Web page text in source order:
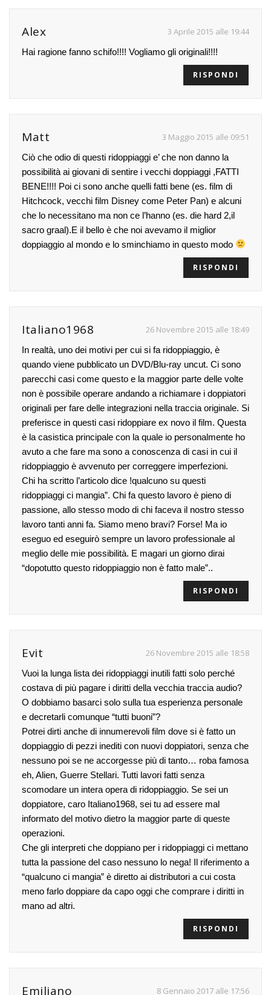
Alex 3 Aprile 2015 alle 19:44
Hai ragione fanno schifo!!!! Vogliamo gli originali!!!!
RISPONDI
Matt 3 Maggio 2015 alle 09:51
Ciò che odio di questi ridoppiaggi e’ che non danno la
possibilità ai giovani di sentire i vecchi doppiaggi ,FATTI
BENE!!!! Poi ci sono anche quelli fatti bene (es. film di
Hitchcock, vecchi film Disney come Peter Pan) e alcuni
che lo necessitano ma non ce l’hanno (es. die hard 2,il
sacro graal).E il bello è che noi avevamo il miglior
doppiaggio al mondo e lo sminchiamo in questo modo
RISPONDI
Italiano1968 26 Novembre 2015 alle 18:49
In realtà, uno dei motivi per cui si fa ridoppiaggio, è
quando viene pubblicato un DVD/Blu-ray uncut. Ci sono
parecchi casi come questo e la maggior parte delle volte
non è possibile operare andando a richiamare i doppiatori
originali per fare delle integrazioni nella traccia originale. Si
preferisce in questi casi ridoppiare ex novo il film. Questa
è la casistica principale con la quale io personalmente ho
avuto a che fare ma sono a conoscenza di casi in cui il
ridoppiaggio è avvenuto per correggere imperfezioni.
Chi ha scritto l’articolo dice !qualcuno su questi
ridoppiaggi ci mangia”. Chi fa questo lavoro è pieno di
passione, allo stesso modo di chi faceva il nostro stesso
lavoro tanti anni fa. Siamo meno bravi? Forse! Ma io
eseguo ed eseguirò sempre un lavoro professionale al
meglio delle mie possibilità. E magari un giorno dirai
“dopotutto questo ridoppiaggio non è fatto male”..
RISPONDI
Evit 26 Novembre 2015 alle 18:58
Vuoi la lunga lista dei ridoppiaggi inutili fatti solo perché
costava di più pagare i diritti della vecchia traccia audio?
O dobbiamo basarci solo sulla tua esperienza personale
e decretarli comunque “tutti buoni”?
Potrei dirti anche di innumerevoli film dove si è fatto un
doppiaggio di pezzi inediti con nuovi doppiatori, senza che
nessuno poi se ne accorgesse più di tanto… roba famosa
eh, Alien, Guerre Stellari. Tutti lavori fatti senza
scomodare un intera opera di ridoppiaggio. Se sei un
doppiatore, caro Italiano1968, sei tu ad essere mal
informato del motivo dietro la maggior parte di queste
operazioni.
Che gli interpreti che doppiano per i ridoppiaggi ci mettano
tutta la passione del caso nessuno lo nega! Il riferimento a
“qualcuno ci mangia” è diretto ai distributori a cui costa
meno farlo doppiare da capo oggi che comprare i diritti in
mano ad altri.
RISPONDI
Emiliano 8 Gennaio 2017 alle 17:56